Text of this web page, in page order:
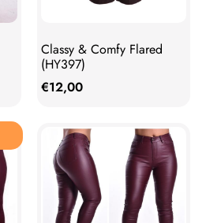
Classy & Comfy Flared
(HY397)
€12,00